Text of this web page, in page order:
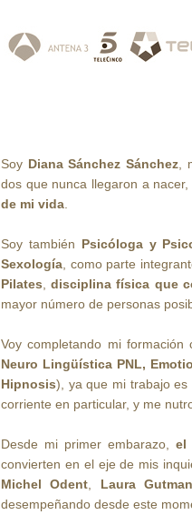
Soy Diana Sánchez Sánchez ,
dos que nunca llegaron a
de mi vida
Soy también Psicóloga y
Sexología , como parte
Pilates ,disciplina física que
mayor número de personas
Voy completando mi
Neuro Lingüística PNL,
Hipnosis), ya que mi trabajo es
corriente en particular, y me
Desde mi primer embarazo,el
convierten en el eje de mis
Michel Odent
Laura Gutman
desempeñando desde este